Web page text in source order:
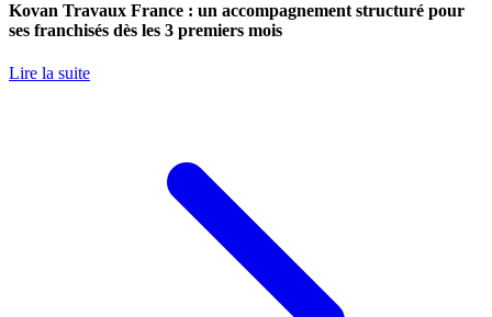
Kovan Travaux France : un accompagnement structuré pour
ses franchisés dès les 3 premiers mois
Lire la suite